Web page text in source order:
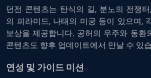
던전 콘텐츠는 탄식의 길, 분노의 전쟁터,
의 피라미드, 나태의 미궁 등이 있으며,
보상을 제공합니다. 공허의 우주와 동환
콘텐츠도 향후 업데이트에서 만날 수 있
연성 및 가이드 미션